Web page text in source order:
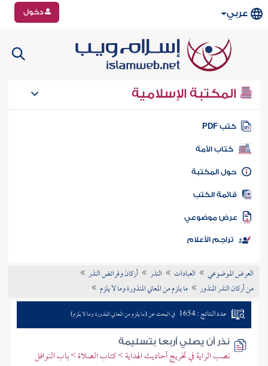
عربي دخول
المكتبة الإسلامية
كتب PDF
كتاب الأمة
المكتبة
الكتب
موضوعي
تراجم الأعلام
العرض الموضوعي العبادات النذر
أركان وفرائض النذر
من أركان النذر المنذور
ما يلزم من المعاني المنذورة وما لا يلزم
عدد النتائج : 1654 في البحث عن (ما يلزم من المعاني المنذورة وما لا يلزم)
نذر أن يصلي أربعا بتسليمة
نصب الراية في تخريج أحاديث الهداية > كتاب الصلاة > باب النوافل